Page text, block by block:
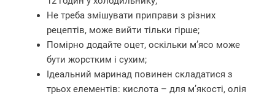
Не треба змішувати приправи з різних
рецептів, може вийти тільки гірше;
Помірно додайте оцет, оскільки м’ясо може
бути жорстким і сухим;
Ідеальний маринад повинен складатися з
трьох елементів: кислота – для м’якості, олія